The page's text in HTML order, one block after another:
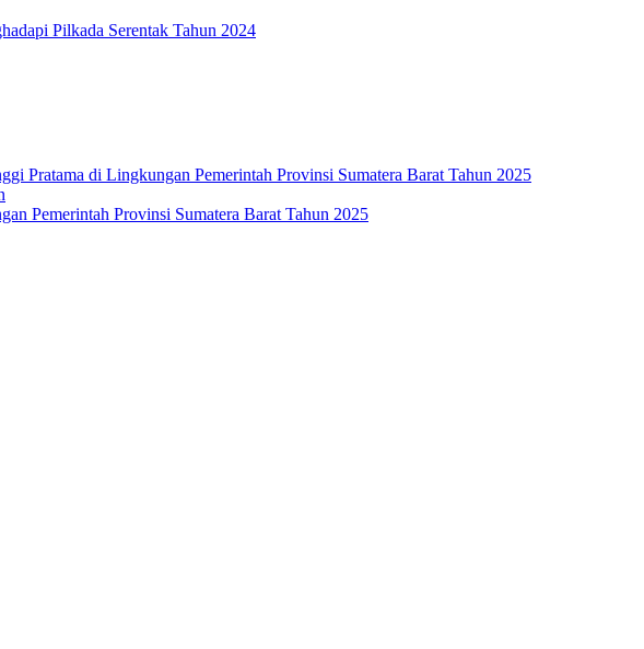
Pilkada Serentak Tahun 2024
Pratama di Lingkungan Pemerintah Provinsi Sumatera Barat Tahun 2025
Pemerintah Provinsi Sumatera Barat Tahun 2025